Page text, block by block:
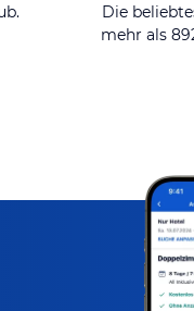
Die
mehr als